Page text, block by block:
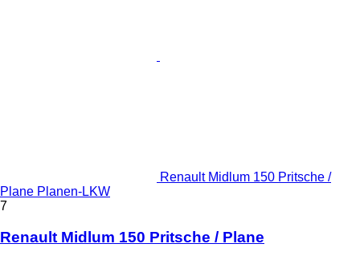
Renault Midlum 150 Pritsche /
Plane Planen-LKW
7
Renault Midlum 150 Pritsche / Plane